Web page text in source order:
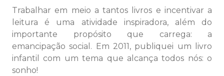
Trabalhar em meio a tantos livros e incentivar a
leitura é uma atividade inspiradora, além do
importante propósito que carrega: a
emancipação social. Em 2011, publiquei um livro
infantil com um tema que alcança todos nós: o
sonho!